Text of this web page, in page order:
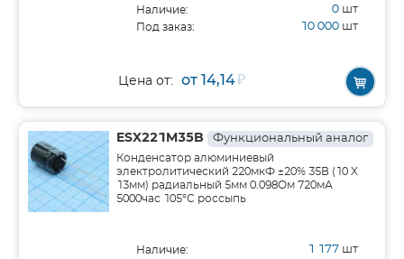
Наличие: 0 шт
Под заказ: 10 000 шт
Цена от: от 14,14₽
ESX221M35B Функциональный аналог
Конденсатор алюминиевый
электролитический 220мкФ ±20% 35В (10 X
13мм) радиальный 5мм 0.098Ом 720мА
5000час 105°С россыпь
Наличие: 1 177 шт